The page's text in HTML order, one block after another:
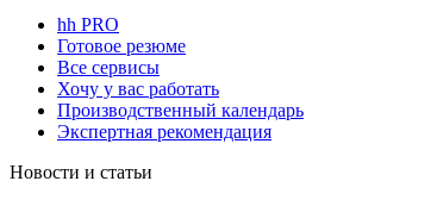
hh PRO
Готовое резюме
Все сервисы
Хочу у вас работать
Производственный календарь
Экспертная рекомендация
Новости и статьи